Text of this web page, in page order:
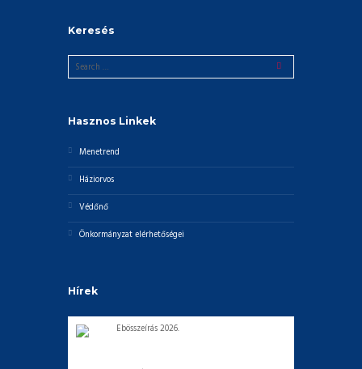
Keresés
Hasznos Linkek
Menetrend
Háziorvos
Védőnő
Önkormányzat elérhetőségei
Hírek
Ebösszeírás 2026.